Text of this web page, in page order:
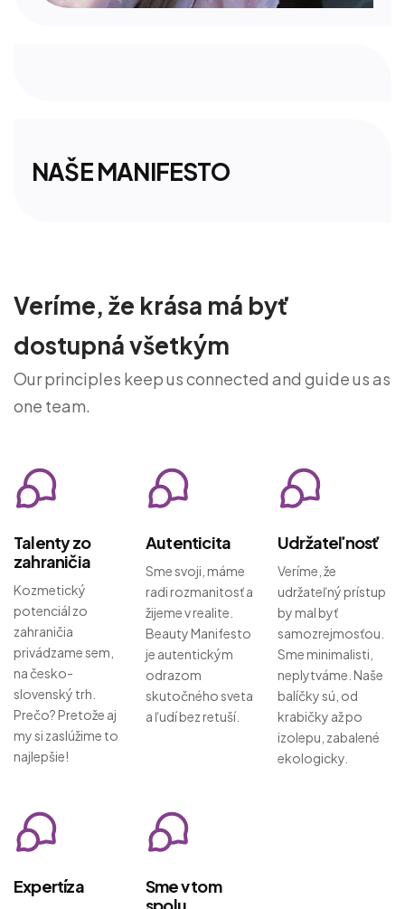
NAŠE MANIFESTO
Veríme, že krása má byť
dostupná všetkým
Our principles keep us connected and guide us as
one team.
Talenty zo
zahraničia
Kozmetický
potenciál zo
zahraničia
privádzame sem,
na česko-
slovenský trh.
Prečo? Pretože aj
my si zaslúžime to
najlepšie!
Autenticita
Sme svoji, máme
radi rozmanitosť a
žijeme v realite.
Beauty Manifesto
je autentickým
odrazom
skutočného sveta
a ľudí bez retuší.
Udržateľnosť
Veríme, že
udržateľný prístup
by mal byť
samozrejmosťou.
Sme minimalisti,
neplytváme. Naše
balíčky sú, od
krabičky až po
izolepu, zabalené
ekologicky.
Expertíza
Sme v tom